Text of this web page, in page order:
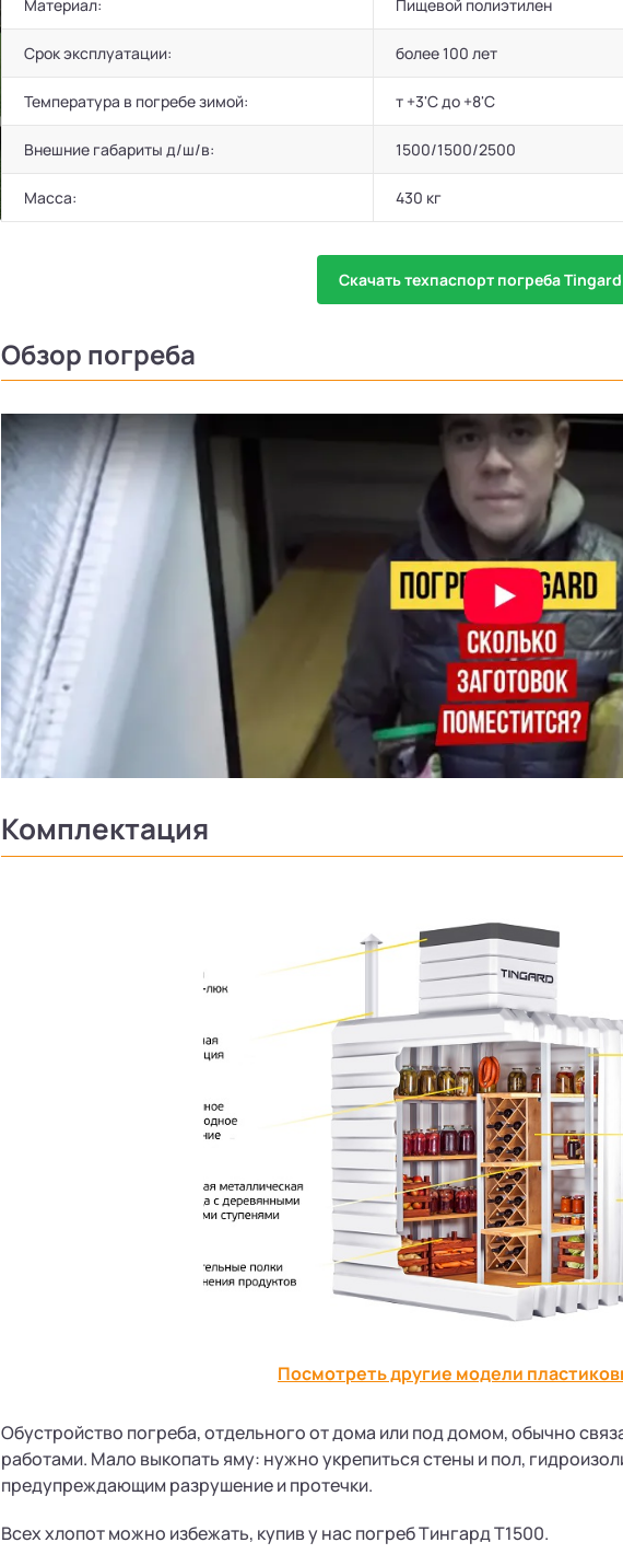
Материал: Пищевой полиэтилен
Срок эксплуатации: более 100 лет
Температура в погребе зимой: т +3'C до +8'C
Внешние габариты д/ш/в: 1500/1500/2500
Масса: 430 кг
Скачать техпаспорт погреба
Обзор погреба
Комплектация
Посмотреть другие модели
Обустройство погреба, отдельного от дома или под домом, обычно
работами. Мало выкопать яму: нужно укрепиться стены и пол,
предупреждающим разрушение и протечки.
Всех хлопот можно избежать, купив у нас погреб Тингард Т1500.